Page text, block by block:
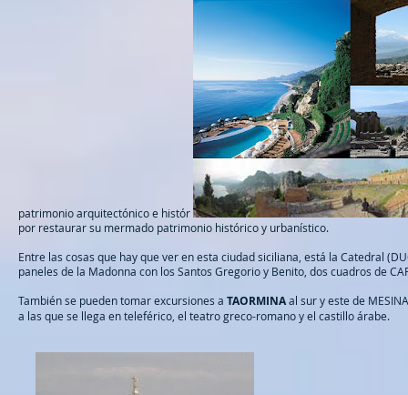
patrimonio arquitectónico e histór
por restaurar su mermado patrimonio histórico y urbanístico.
Entre las cosas que hay que ver en esta ciudad siciliana, está la Catedral
paneles de la Madonna con los Santos Gregorio y Benito, dos cuadros de
También se pueden tomar excursiones a TAORMINAal sur y este de
a las que se llega en teleférico, el teatro greco-romano y el castillo árabe.